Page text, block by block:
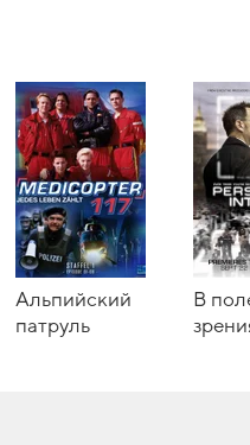
Альпийский
патруль
В